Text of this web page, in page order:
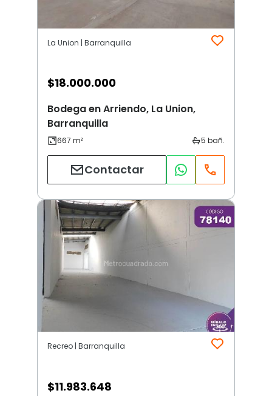
La Union | Barranquilla
$18.000.000
Bodega en Arriendo, La Union,
Barranquilla
Contactar
Recreo | Barranquilla
$11.983.648